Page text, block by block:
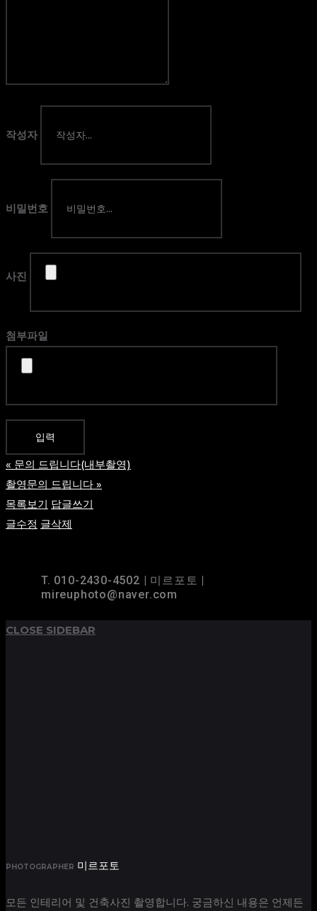
작성자
비밀번호
사진
첨부파일
« 문의 드립니다(내부촬영)
촬영문의 드립니다 »
목록보기 답글쓰기
글수정 글삭제
T. 010-2430-4502 | 미르포토 |
mireuphoto@naver.com
CLOSE SIDEBAR
PHOTOGRAPHER 미르포토
모든 인테리어 및 건축사진 촬영합니다. 궁금하신 내용은 언제든